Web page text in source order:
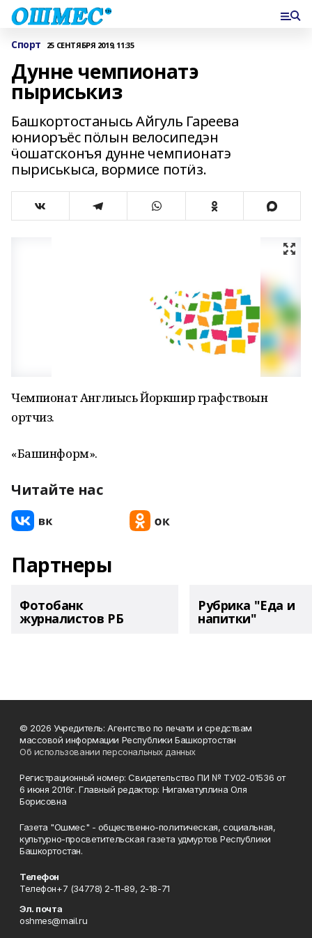
Спорт 25 СЕНТЯБРЯ 2019, 11:35
Дунне чемпионатэ
пыриськиз
Башкортостанысь Айгуль Гареева
юниоръёс пӧлын велосипедэн
ӵошатсконъя дунне чемпионатэ
пыриськыса, вормисе потӥз.
Чемпионат Англиысь Йоркшир графствоын
ортчиз.
«Башинформ».
Читайте нас
Партнеры
Фотобанк
журналистов РБ
Рубрика "Еда и
напитки"
© 2026 Учредитель: Агентство по печати и средствам
массовой информации Республики Башкортостан
Об использовании персональных данных
Регистрационный номер: Свидетельство ПИ № ТУ02-01536 от
6 июня 2016г. Главный редактор: Нигаматуллина Оля
Борисовна
Газета "Ошмес" - общественно-политическая, социальная,
культурно-просветительская газета удмуртов Республики
Башкортостан.
Телефон
Телефон+7 (34778) 2-11-89, 2-18-71
Эл. почта
oshmes@mail.ru